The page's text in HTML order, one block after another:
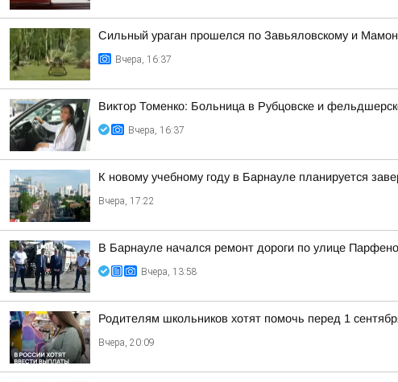
Сильный ураган прошелся по Завьяловскому и
Вчера, 16:37
Виктор Томенко: Больница в Рубцовске и
Вчера, 16:37
К новому учебному году в Барнауле планируется
Вчера, 17:22
В Барнауле начался ремонт дороги по улице
Вчера, 13:58
Родителям школьников хотят помочь перед 1
Вчера, 20:09